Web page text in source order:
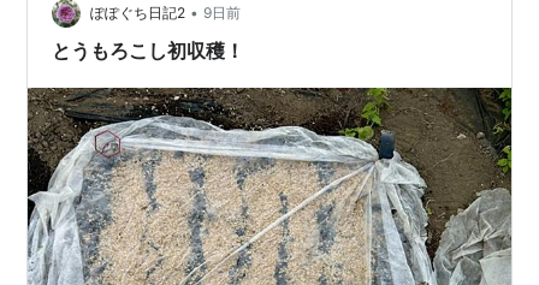
ぽぽぐち日記2 • 9日前
とうもろこし初収穫！